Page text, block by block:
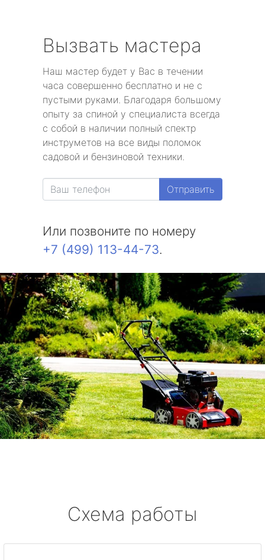
Вызвать мастера
Наш мастер будет у Вас в течении
часа совершенно бесплатно и не с
пустыми руками. Благодаря большому
опыту за спиной у специалиста всегда
с собой в наличии полный спектр
инструметов на все виды поломок
садовой и бензиновой техники.
Отправить
Или позвоните по номеру
+7 (499) 113-44-73.
Схема работы